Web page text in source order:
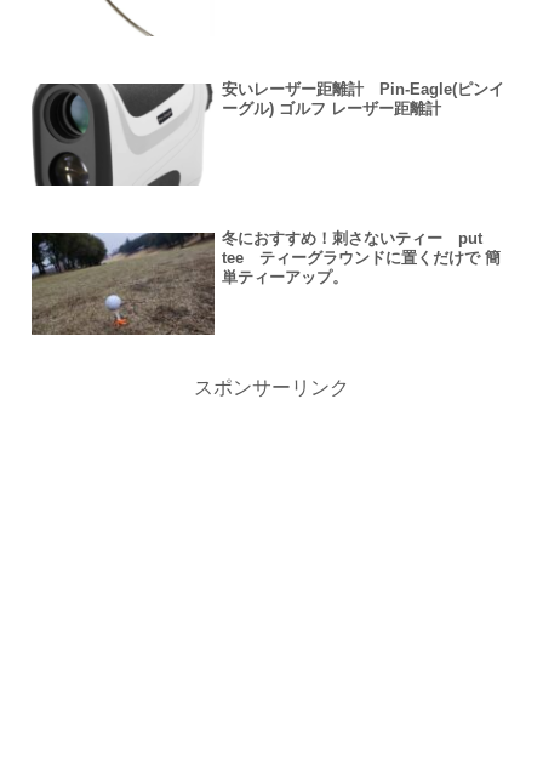
安いレーザー距離計 Pin-Eagle(ピンイ
ーグル) ゴルフ レーザー距離計
冬におすすめ！刺さないティー put
tee ティーグラウンドに置くだけで 簡
単ティーアップ。
スポンサーリンク